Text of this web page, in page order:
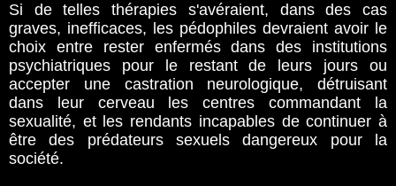
Si de telles thérapies s'avéraient, dans des cas
graves, inefficaces, les pédophiles devraient avoir le
choix entre rester enfermés dans des institutions
psychiatriques pour le restant de leurs jours ou
accepter une castration neurologique, détruisant
dans leur cerveau les centres commandant la
sexualité, et les rendants incapables de continuer à
être des prédateurs sexuels dangereux pour la
société.